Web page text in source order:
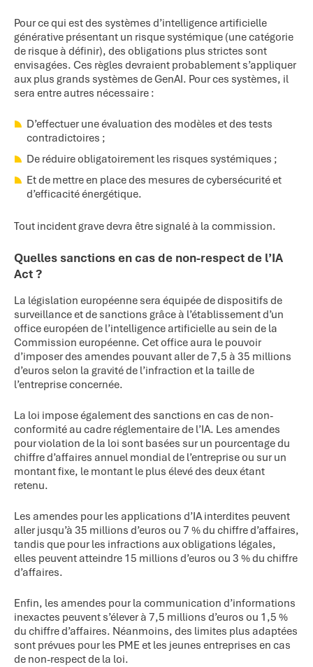
Pour ce qui est des systèmes d’intelligence artificielle
générative présentant un risque systémique (une catégorie
de risque à définir), des obligations plus strictes sont
envisagées. Ces règles devraient probablement s’appliquer
aux plus grands systèmes de GenAI. Pour ces systèmes, il
sera entre autres nécessaire :
D’effectuer une évaluation des modèles et des tests
contradictoires ;
De réduire obligatoirement les risques systémiques ;
Et de mettre en place des mesures de cybersécurité et
d’efficacité énergétique.
Tout incident grave devra être signalé à la commission.
Quelles sanctions en cas de non-respect de l’IA
Act ?
La législation européenne sera équipée de dispositifs de
surveillance et de sanctions grâce à l’établissement d’un
office européen de l’intelligence artificielle au sein de la
Commission européenne. Cet office aura le pouvoir
d’imposer des amendes pouvant aller de 7,5 à 35 millions
d’euros selon la gravité de l’infraction et la taille de
l’entreprise concernée.
La loi impose également des sanctions en cas de non-
conformité au cadre réglementaire de l’IA. Les amendes
pour violation de la loi sont basées sur un pourcentage du
chiffre d’affaires annuel mondial de l’entreprise ou sur un
montant fixe, le montant le plus élevé des deux étant
retenu.
Les amendes pour les applications d’IA interdites peuvent
aller jusqu’à 35 millions d’euros ou 7 % du chiffre d’affaires,
tandis que pour les infractions aux obligations légales,
elles peuvent atteindre 15 millions d’euros ou 3 % du chiffre
d’affaires.
Enfin, les amendes pour la communication d’informations
inexactes peuvent s’élever à 7,5 millions d’euros ou 1,5 %
du chiffre d’affaires. Néanmoins, des limites plus adaptées
sont prévues pour les PME et les jeunes entreprises en cas
de non-respect de la loi.